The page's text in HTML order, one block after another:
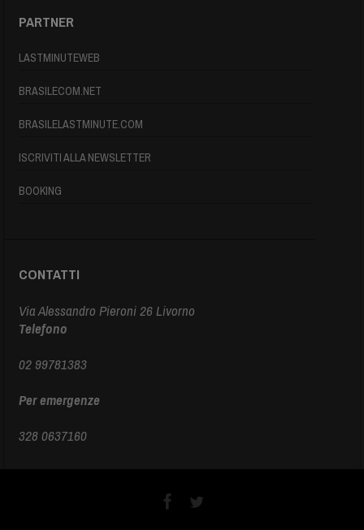
PARTNER
LASTMINUTEWEB
BRASILECOM.NET
BRASILELASTMINUTE.COM
ISCRIVITI ALLA NEWSLETTER
BOOKING
CONTATTI
Via Alessandro Pieroni 26 Livorno
Telefono
02 99781383
Per emergenze
328 0637160